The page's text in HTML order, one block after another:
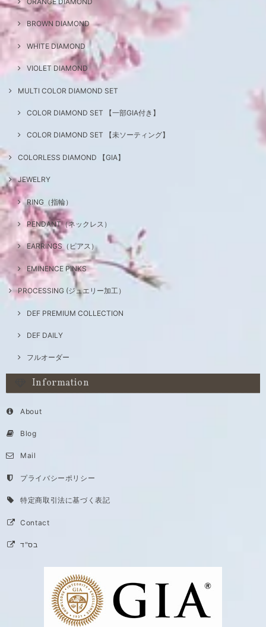
BROWN DIAMOND
WHITE DIAMOND
VIOLET DIAMOND
MULTI COLOR DIAMOND SET
COLOR DIAMOND SET 【一部GIA付き】
COLOR DIAMOND SET 【未ソーティング】
COLORLESS DIAMOND 【GIA】
JEWELRY
RING（指輪）
PENDANT（ネックレス）
EARRINGS（ピアス）
EMINENCE PINKS
PROCESSING (ジュエリー加工）
DEF PREMIUM COLLECTION
DEF DAILY
フルオーダー
Information
About
Blog
Mail
プライバシーポリシー
特定商取引法に基づく表記
Contact
בס"ד